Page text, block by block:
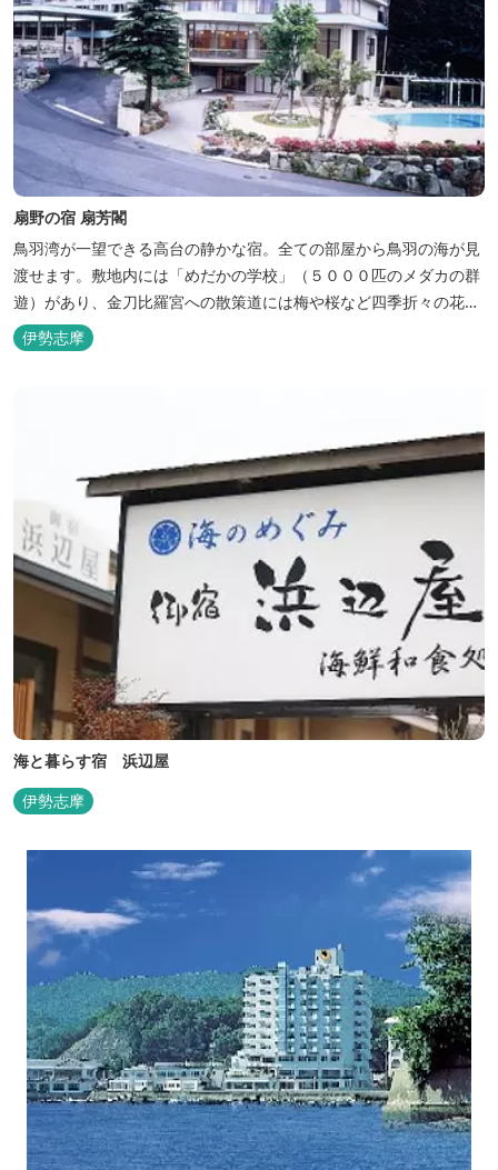
扇野の宿 扇芳閣
鳥羽湾が一望できる高台の静かな宿。全ての部屋から鳥羽の海が見
渡せます。敷地内には「めだかの学校」（５０００匹のメダカの群
遊）があり、金刀比羅宮への散策道には梅や桜など四季折々の花が
咲き誇り、ここ扇野ならではの懐かしい風景と感動に出会うことが
出来ます。 扇野温泉”初蕾の湯”では、水琴窟の音に耳をすませてみ
伊勢志摩
海と暮らす宿 浜辺屋
伊勢志摩